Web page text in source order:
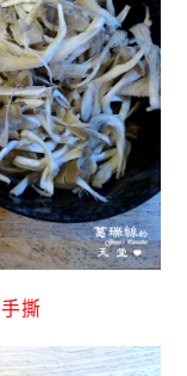
撕